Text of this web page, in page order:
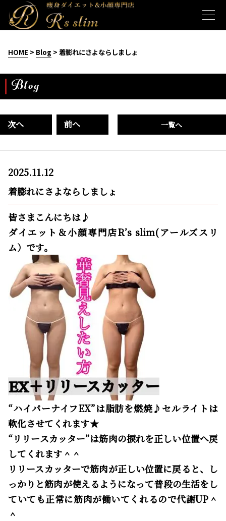
HOME > Blog > 着膨れにさよならしましょ
Blog
次へ 前へ 一覧へ
2025.11.12
着膨れにさよならしましょ
皆さまこんにちは♪
ダイエット＆小顔専門店R’s slim(アールズスリ
ム）です。
“ハイパーナイフEX”は脂肪を燃焼♪セルライトは
軟化させてくれます★
“リリースカッター”は筋肉の捩れを正しい位置へ戻
してくれます＾＾
リリースカッターで筋肉が正しい位置に戻ると、し
っかりと筋肉が使えるようになって普段の生活をし
ていても正常に筋肉が働いてくれるので代謝UP＾
＾